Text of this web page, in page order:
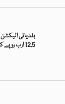
بلدیاتی
12.5 ارب روپے کے فنڈز طلب